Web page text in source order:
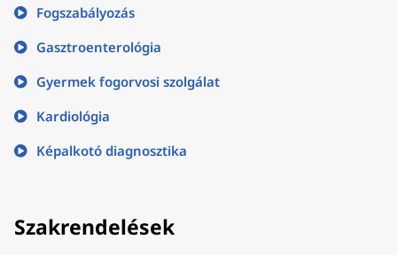
Fogszabályozás
Gasztroenterológia
Gyermek fogorvosi szolgálat
Kardiológia
Képalkotó diagnosztika
Szakrendelések